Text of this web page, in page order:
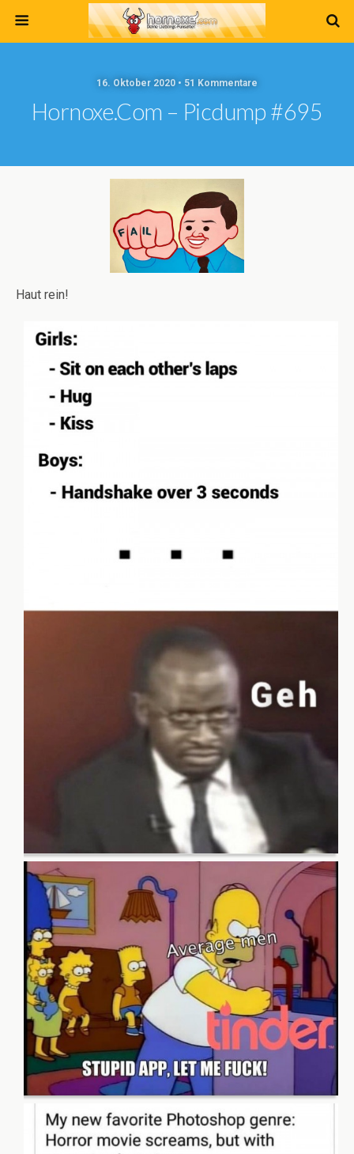
16. Oktober 2020 • 51 Kommentare
Hornoxe.com – Picdump #695
Haut rein!